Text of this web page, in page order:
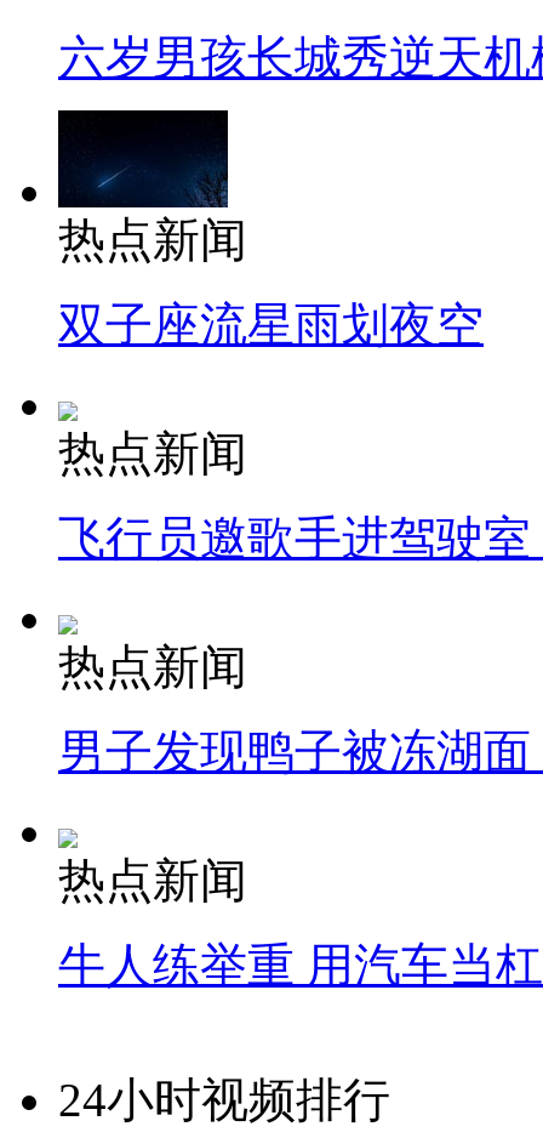
六岁男孩长城秀逆天机
热点新闻
双子座流星雨划夜空
热点新闻
飞行员邀歌手进驾驶
热点新闻
男子发现鸭子被冻湖
热点新闻
牛人练举重 用汽车当
24小时视频排行